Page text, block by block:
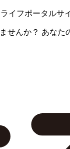
イフポータルサ
せんか？ あなた